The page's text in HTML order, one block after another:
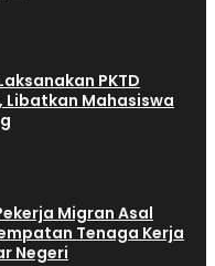
PKTD
Libatkan Mahasiswa
Migran Asal
Tenaga Kerja
Negeri